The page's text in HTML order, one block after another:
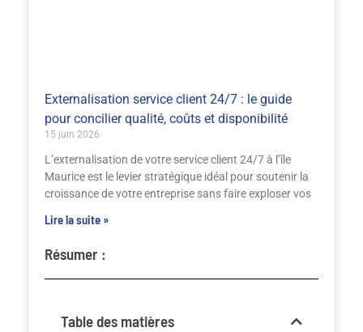
Externalisation service client 24/7 : le guide
pour concilier qualité, coûts et disponibilité
15 juin 2026
L’externalisation de votre service client 24/7 à l’île
Maurice est le levier stratégique idéal pour soutenir la
croissance de votre entreprise sans faire exploser vos
Lire la suite »
Résumer :
Table des matières